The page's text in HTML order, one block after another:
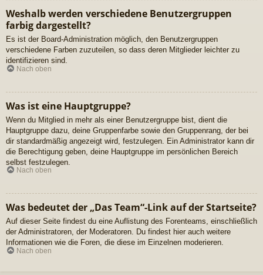
Weshalb werden verschiedene Benutzergruppen
farbig dargestellt?
Es ist der Board-Administration möglich, den Benutzergruppen
verschiedene Farben zuzuteilen, so dass deren Mitglieder leichter zu
identifizieren sind.
Nach oben
Was ist eine Hauptgruppe?
Wenn du Mitglied in mehr als einer Benutzergruppe bist, dient die
Hauptgruppe dazu, deine Gruppenfarbe sowie den Gruppenrang, der bei
dir standardmäßig angezeigt wird, festzulegen. Ein Administrator kann dir
die Berechtigung geben, deine Hauptgruppe im persönlichen Bereich
selbst festzulegen.
Nach oben
Was bedeutet der „Das Team“-Link auf der Startseite?
Auf dieser Seite findest du eine Auflistung des Forenteams, einschließlich
der Administratoren, der Moderatoren. Du findest hier auch weitere
Informationen wie die Foren, die diese im Einzelnen moderieren.
Nach oben